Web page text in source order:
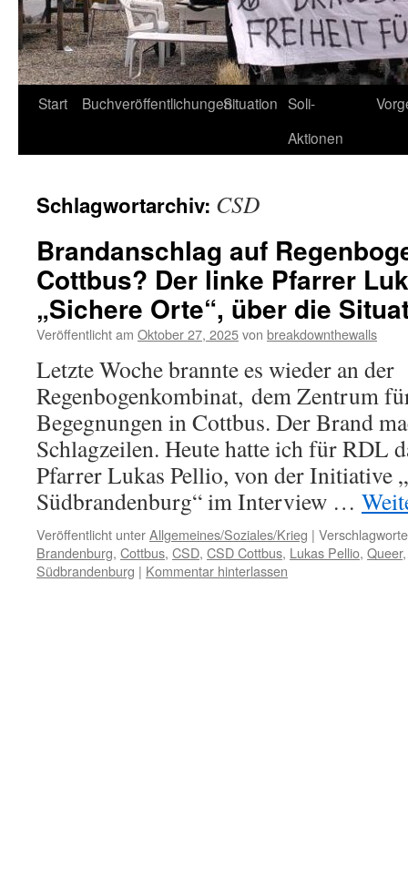
Start BuchveröffentlichungenSituation Soli-
Aktionen
Schlagwortarchiv: CSD
Brandanschlag auf
Cottbus? Der linke Pfarrer
„Sichere Orte“, über die
Veröffentlicht am Oktober 27, 2025von breakdownthewalls
Letzte Woche brannte es wieder an der
Regenbogenkombinat, dem Zentrum
Begegnungen in Cottbus. Der Brand
Schlagzeilen. Heute hatte ich für RDL
Pfarrer Lukas Pellio, von der Initiative
Südbrandenburg“ im Interview …
Veröffentlicht unterAllgemeines/Soziales/Krieg |
Brandenburg, Cottbus, CSD, CSD Cottbus, Lukas Pellio, Queer
Südbrandenburg | Kommentar hinterlassen